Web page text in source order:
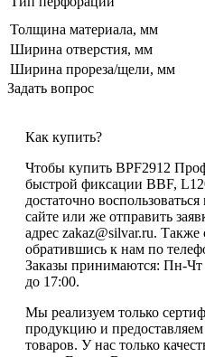
Толщина материала, мм
Ширина отверстия, мм
Ширина прореза/щели, мм
Задать вопрос
Как купить?
Чтобы купить BPF2912
быстрой фиксации BBF,
достаточно
сайте или же отправить
адрес zakaz@silvar.ru.
обратившись к нам по
Заказы принимаются: Пн-Чт
до 17:00.
Мы реализуем только
продукцию и
товаров. У нас только